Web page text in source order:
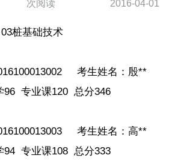
次阅读 2016-04-01
桩基础技术
考生姓名：殷**
专业课120 总分346
考生姓名：高**
专业课108 总分333